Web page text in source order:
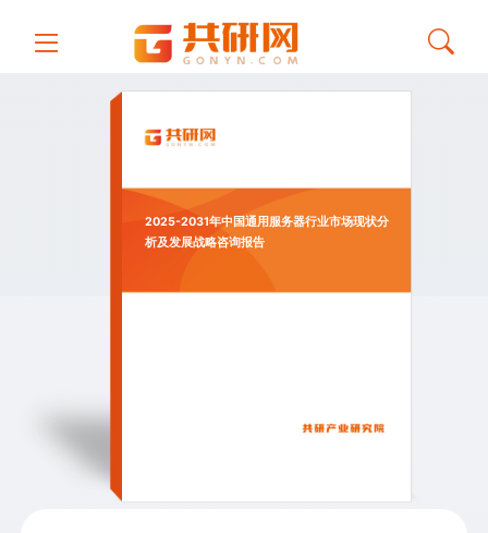
2025-2031年中国通用服务器行业市场现状分
析及发展战略咨询报告